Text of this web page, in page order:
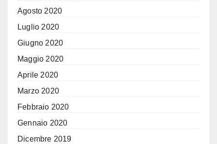
Agosto 2020
Luglio 2020
Giugno 2020
Maggio 2020
Aprile 2020
Marzo 2020
Febbraio 2020
Gennaio 2020
Dicembre 2019